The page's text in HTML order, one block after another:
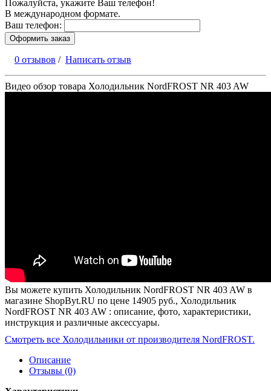
Пожалуйста, укажите Ваш телефон!
В международном формате.
Ваш телефон:
Оформить заказ
0 отзывов / Написать отзыв
Видео обзор товара Холодильник NordFROST NR 403 AW
Вы можете купить Холодильник NordFROST NR 403 AW в
магазине ShopByt.RU по цене 14905 руб., Холодильник
NordFROST NR 403 AW : описание, фото, характеристики,
инструкция и различные аксессуары.
Смотреть все Холодильники от производителя NordFROST.
Описание
Отзывы (0)